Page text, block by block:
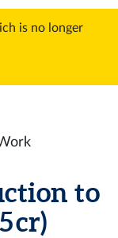
is no longer
to
cr)